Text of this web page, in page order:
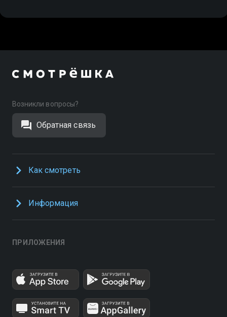
Возникли вопросы?
Обратная связь
Как смотреть
Информация
ПРИЛОЖЕНИЯ